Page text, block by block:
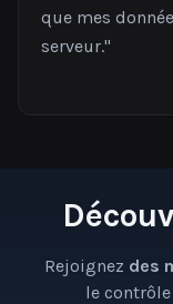
que mes
serveur."
Rejoignez des
le